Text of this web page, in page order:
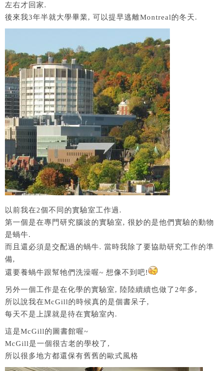
左右才回家.
後來我3年半就大學畢業, 可以提早逃離Montreal的冬天.
以前我在2個不同的實驗室工作過.
第一個是在專門研究腦波的實驗室, 很妙的是他們實驗的動物
是蝸牛.
而且還必須是交配過的蝸牛. 當時我除了要協助研究工作的準
備,
還要養蝸牛跟幫牠們洗澡喔~ 想像不到吧!
另外一個工作是在化學的實驗室, 陸陸續續也做了2年多,
所以說我在McGill的時候真的是個書呆子,
每天不是上課就是待在實驗室內.
這是McGill的圖書館喔~
McGill是一個很古老的學校了,
所以很多地方都還保有舊舊的歐式風格